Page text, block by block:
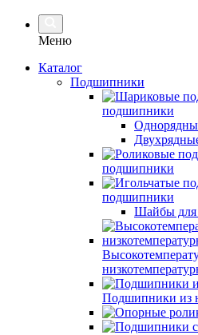
Меню
Каталог
Подшипники
подшипники
подшипники
подшипники
Шайбы для
Подшипники из